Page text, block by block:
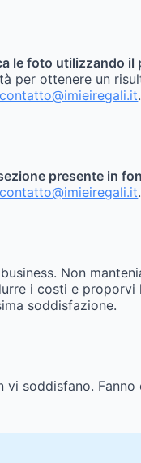
le foto utilizzando il
per ottenere un
contatto@imieiregali.it.
presente in
contatto@imieiregali.it.
Non
i costi e proporvi
soddisfazione.
soddisfano. Fanno